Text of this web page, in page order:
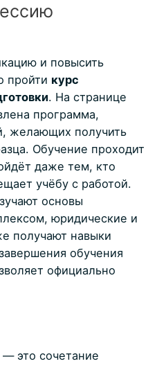
и повысить
пройти курс
. На странице
программа,
желающих получить
Обучение проходит
даже тем, кто
учёбу с работой.
основы
юридические и
получают навыки
обучения
официально
это сочетание